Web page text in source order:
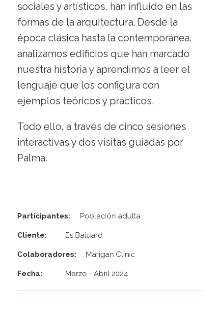
sociales y artísticos, han influido en las
formas de la arquitectura. Desde la
época clásica hasta la contemporánea,
analizamos edificios que han marcado
nuestra historia y aprendimos a leer el
lenguaje que los configura con
ejemplos teóricos y prácticos.
Todo ello, a través de cinco sesiones
interactivas y dos visitas guiadas por
Palma.
Participantes: Población adulta
Cliente: Es Baluard
Colaboradores: Marigan Clinic
Fecha: Marzo - Abril 2024